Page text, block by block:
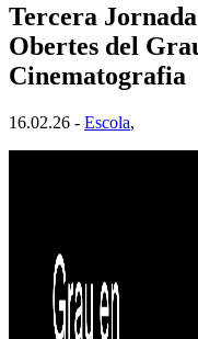
Tercera
Obertes del
Cinematografia
16.02.26 - Escola,